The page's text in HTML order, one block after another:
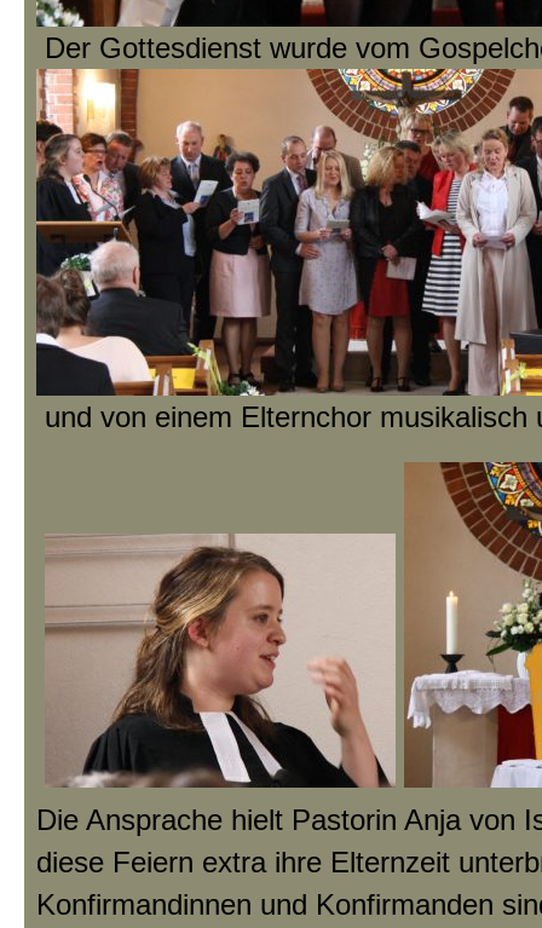
Der Gottesdienst wurde vom
und von einem Elternchor musikalisch
Die Ansprache hielt Pastorin Anja von
diese Feiern extra ihre Elternzeit
Konfirmandinnen und Konfirmanden